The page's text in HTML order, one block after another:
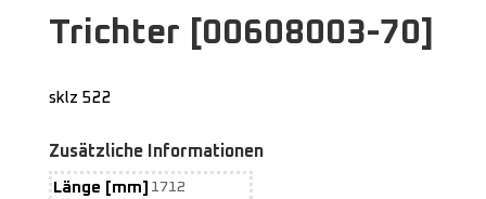
Trichter [00608003-70]
sklz 522
Zusätzliche Informationen
Länge [mm] 1712